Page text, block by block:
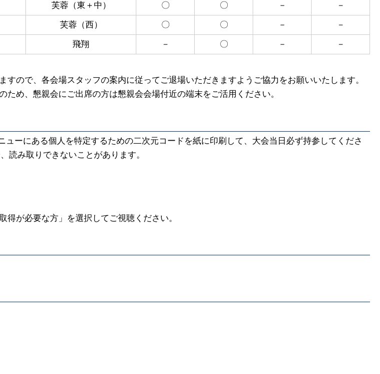
芙蓉（東＋中） 〇 〇 － －
芙蓉（西） 〇 〇 － －
飛翔 － 〇 － －
ので、各会場スタッフの案内に従ってご退場いただきますようご協力をお願いいたします。
め、懇親会にご出席の方は懇親会会場付近の端末をご活用ください。
ーにある個人を特定するための二次元コードを紙に印刷して、大会当日必ず持参してくださ
読み取りできないことがあります。
が必要な方」を選択してご視聴ください。